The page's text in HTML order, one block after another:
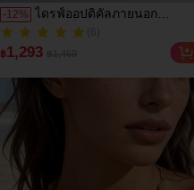
-12% ไดรฟ์ออปติคัลภายนอก
ความเร็วสูงและเสถียร Philips,
เสียบและใช้งานได้ทันที, ไม่
ต้องใช้ไดรเวอร์, เข้ากันได้กับ
฿1,293